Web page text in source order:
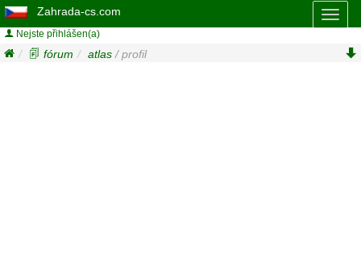
Zahrada-cs.com
Nejste přihlášen(a)
fórum atlas / profil